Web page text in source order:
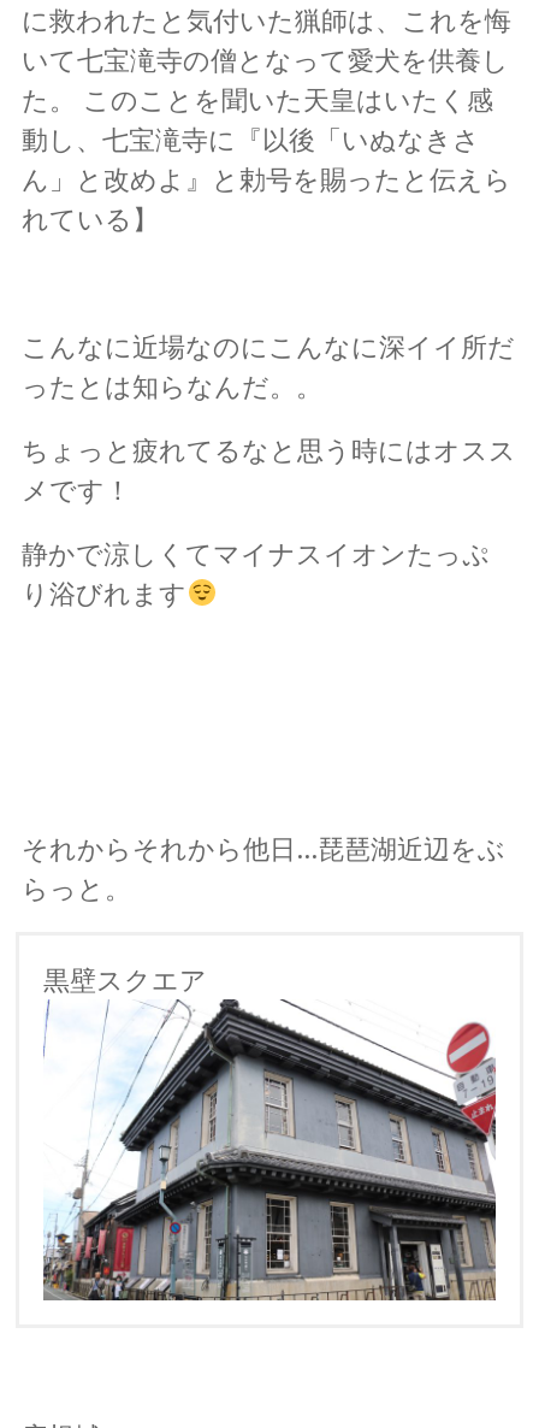
に救われたと気付いた猟師は、これを悔
いて七宝滝寺の僧となって愛犬を供養し
た。 このことを聞いた天皇はいたく感
動し、七宝滝寺に『以後「いぬなきさ
ん」と改めよ』と勅号を賜ったと伝えら
れている】
こんなに近場なのにこんなに深イイ所だ
ったとは知らなんだ。。
ちょっと疲れてるなと思う時にはオスス
メです！
静かで涼しくてマイナスイオンたっぷ
り浴びれます
それからそれから他日…琵琶湖近辺をぶ
らっと。
黒壁スクエア